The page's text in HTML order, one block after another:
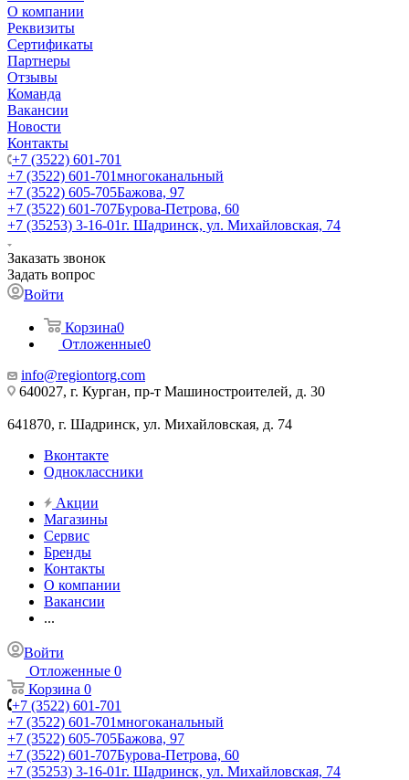
О компании
Реквизиты
Сертификаты
Партнеры
Отзывы
Команда
Вакансии
Новости
Контакты
+7 (3522) 601-701
+7 (3522) 601-701многоканальный
+7 (3522) 605-705Бажова, 97
+7 (3522) 601-707Бурова-Петрова, 60
+7 (35253) 3-16-01г. Шадринск, ул. Михайловская, 74
Заказать звонок
Задать вопрос
Войти
Корзина0
Отложенные0
info@regiontorg.com
640027, г. Курган, пр-т Машиностроителей, д. 30
641870, г. Шадринск, ул. Михайловская, д. 74
Вконтакте
Одноклассники
Акции
Магазины
Сервис
Бренды
Контакты
О компании
Вакансии
...
Войти
Отложенные 0
Корзина 0
+7 (3522) 601-701
+7 (3522) 601-701многоканальный
+7 (3522) 605-705Бажова, 97
+7 (3522) 601-707Бурова-Петрова, 60
+7 (35253) 3-16-01г. Шадринск, ул. Михайловская, 74